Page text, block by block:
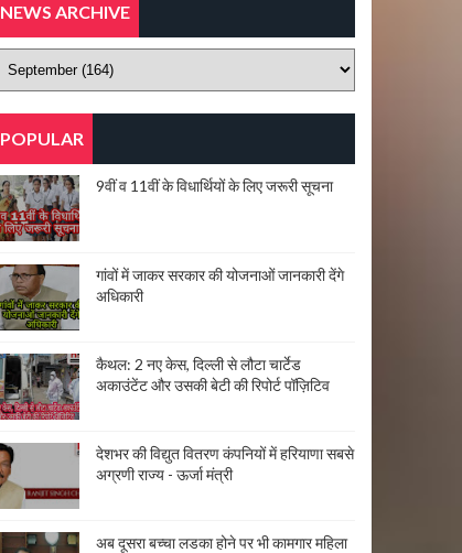
NEWS ARCHIVE
POPULAR
9वीं व 11वीं के विधार्थियों के लिए जरूरी सूचना
गांवों में जाकर सरकार की योजनाओं जानकारी देंगे
अधिकारी
कैथल: 2 नए केस, दिल्ली से लौटा चार्टेड
अकाउंटेंट और उसकी बेटी की रिपोर्ट पॉज़िटिव
देशभर की विद्युत वितरण कंपनियों में हरियाणा सबसे
अग्रणी राज्य - ऊर्जा मंत्री
अब दूसरा बच्चा लडका होने पर भी कामगार महिला